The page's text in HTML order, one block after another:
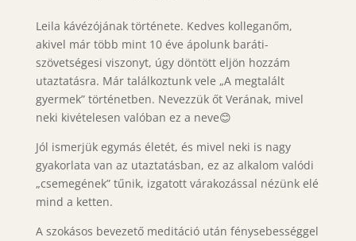
Leila kávézójának története. Kedves kolleganőm,
akivel már több mint 10 éve ápolunk baráti-
szövetségesi viszonyt, úgy döntött eljön hozzám
utaztatásra. Már találkoztunk vele „A megtalált
gyermek” történetben. Nevezzük őt Verának, mivel
neki kivételesen valóban ez a neve😊
Jól ismerjük egymás életét, és mivel neki is nagy
gyakorlata van az utaztatásban, ez az alkalom valódi
„csemegének” tűnik, izgatott várakozással nézünk elé
mind a ketten.
A szokásos bevezető meditáció után fénysebességgel